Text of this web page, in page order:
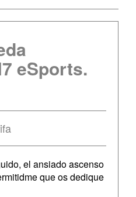
eSports.
el ansiado ascenso
que os dedique